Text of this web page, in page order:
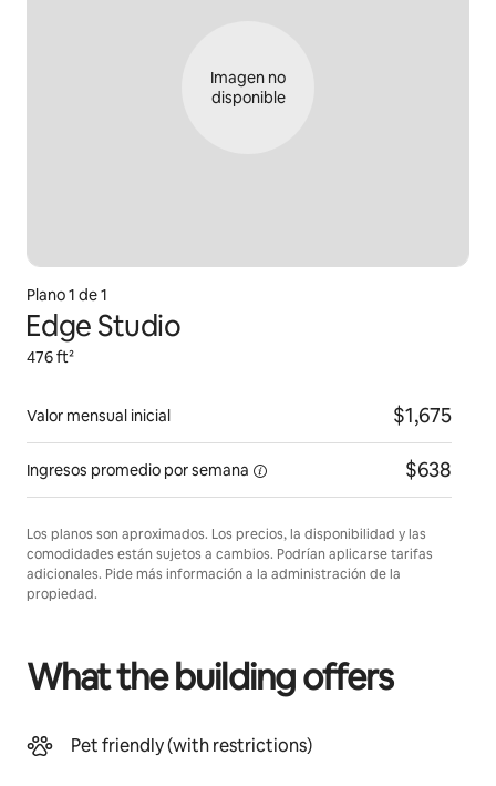
Imagen no
disponible
Plano 1 de 1
Edge Studio
476 ft²
Valor mensual inicial $1,675
Ingresos promedio por semana $638
Los planos son aproximados. Los precios, la disponibilidad y las
comodidades están sujetos a cambios. Podrían aplicarse tarifas
adicionales. Pide más información a la administración de la
propiedad.
What the building offers
Pet friendly (with restrictions)